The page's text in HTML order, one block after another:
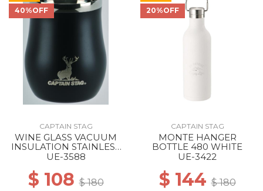
40%OFF
CAPTAIN STAG
WINE GLASS VACUUM
INSULATION STAINLESS
TUMBLER 240 BLACK
UE-3588
$ 108$ 180
20%OFF
CAPTAIN STAG
MONTE HANGER
BOTTLE 480 WHITE
UE-3422
$ 144$ 180